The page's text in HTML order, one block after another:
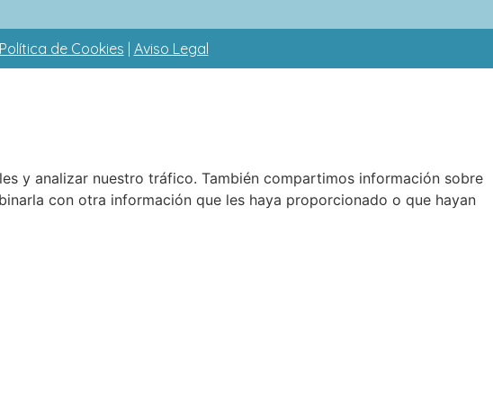
Política de Cookies | Aviso Legal
y analizar nuestro tráfico. También compartimos información sobre
con otra información que les haya proporcionado o que hayan